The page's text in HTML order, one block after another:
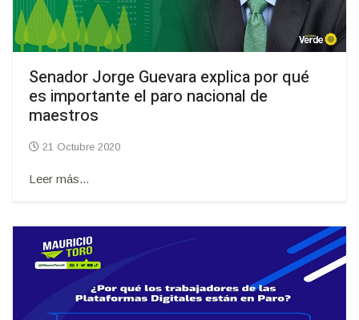
Senador Jorge Guevara explica por qué
es importante el paro nacional de
maestros
21 Octubre 2020
Leer más...